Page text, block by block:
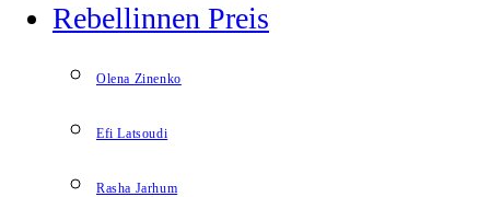
Rebellinnen Preis
Olena Zinenko
Efi Latsoudi
Rasha Jarhum